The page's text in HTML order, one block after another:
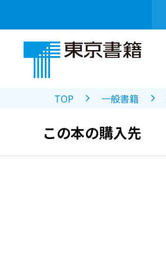
TOP 一般書籍
この本の購入先